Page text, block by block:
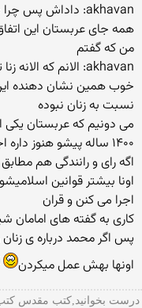
akhavan: داداش پس چرا دخترارو زنده به گور میکردن؟؟؟
همه جای عربستان این
من که گفتم
akhavan: الانم که الانه زنا تو عربستان حق رای ندارن رانندگی و....
خوب همین نشان دهنده
نسبت به زنان نبوده
می دونیم که عربستان یکی
۱۴۰۰ ساله پیشو هنوز داره اجرا می کنه
اگه رای و رانندگی هم
اونا بیشتر قوانین
اجرا می کنن و قران
کاری به گفته های امامان
پس اگر محمد درباره ی
اونها بهش عمل میکردن
درست بخوانید,کتب مقدس